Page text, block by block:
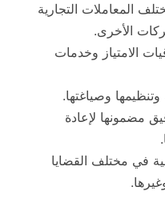
المعاملات التجارية
الأخرى.
الامتياز وخدمات
وصياغتها.
مضمونها لإعادة
في مختلف القضايا